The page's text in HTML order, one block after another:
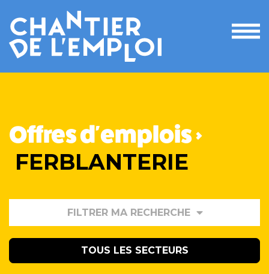
le
Offres d'emplois >
FERBLANTERIE
FILTRER MA RECHERCHE
TOUS LES SECTEURS